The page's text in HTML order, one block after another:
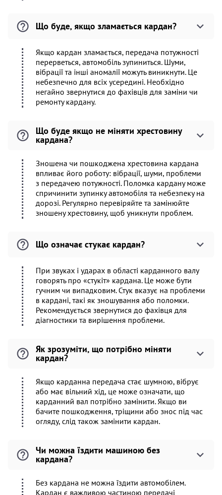
Що буде, якщо зламається кардан?
Якщо кардан зламається, передача потужності
перерветься, автомобіль зупиниться. Шуми,
вібрації та інші аномалії можуть виникнути. Це
небезпечно для всіх усередині. Необхідно
негайно звернутися до фахівців для заміни чи
ремонту кардану.
Що буде якщо не міняти хрестовину
кардана?
Зношена чи пошкоджена хрестовина кардана
впливає його роботу: вібрації, шуми, проблеми
з передачею потужності. Поломка кардану може
спричинити зупинку автомобіля та небезпеку на
дорозі. Регулярно перевіряйте та замінюйте
зношену хрестовину, щоб уникнути проблем.
Що означає стукає кардан?
При звуках і ударах в області карданного валу
говорять про «стукіт» кардана. Це може бути
гучним чи випадковим. Стук вказує на проблеми
в кардані, такі як зношування або поломки.
Рекомендується звернутися до фахівця для
діагностики та вирішення проблеми.
Як зрозуміти, що потрібно міняти
кардан?
Якщо карданна передача стає шумною, вібрує
або має вільний хід, це може означати, що
карданний вал потрібно замінити. Якщо ви
бачите пошкодження, тріщини або знос під час
огляду, слід також замінити кардан.
Чи можна їздити машиною без
кардана?
Без кардана не можна їздити автомобілем.
Кардан є важливою частиною передачі